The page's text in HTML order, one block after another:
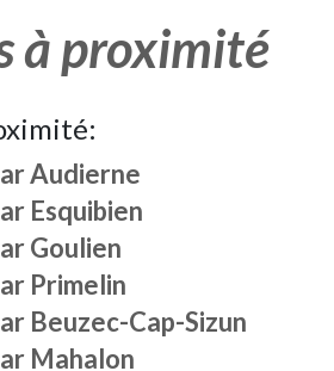
à proximité
Audierne
Esquibien
Goulien
Primelin
Beuzec-Cap-Sizun
Mahalon